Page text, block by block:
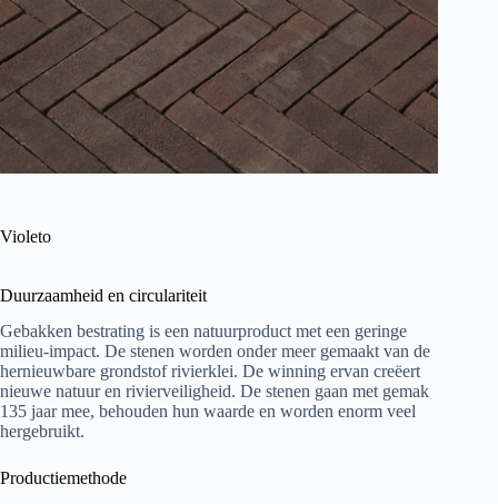
Violeto
Duurzaamheid en circulariteit
Gebakken bestrating is een natuurproduct met een geringe
milieu-impact. De stenen worden onder meer gemaakt van de
hernieuwbare grondstof rivierklei. De winning ervan creëert
nieuwe natuur en rivierveiligheid. De stenen gaan met gemak
135 jaar mee, behouden hun waarde en worden enorm veel
hergebruikt.
Productiemethode